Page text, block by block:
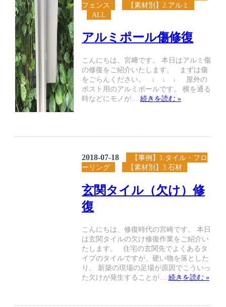
フェンス
【素材別】2.アルミ
ALL
アルミポール傷修復
こんにちは、宮﨑です。 本日はアルミ傷
の修復をご紹介いたします。 まずは傷
をごらんください。 ↓ ↓ ↓ 屋外の
ポスト用のアルミポールです。 横を通る
時などにモノが…続きを読む »
2018-07-18
【事例】1.タイル・フロ
ーリング
【素材別】3.石材
玄関タイル（欠け）修
復
こんにちは、修復時代の宮崎です。 本日
は玄関タイルの欠け修復作業をご紹介い
たします。 住宅の玄関先でよくあるタ
イプのタイルですが、硬い物を落とした
り、 新築の現場の足場が原因でこういっ
た欠けが発生することが…続きを読む »